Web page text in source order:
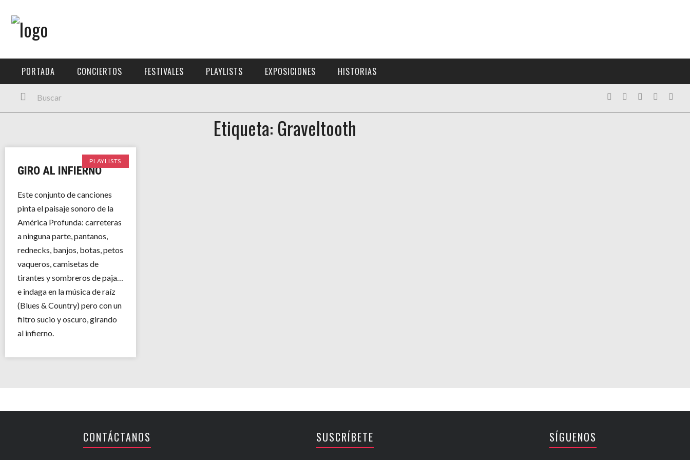
PORTADA
FESTIVALES
HISTORIAS
PORTADA CONCIERTOS FESTIVALES PLAYLISTS EXPOSICIONES HISTORIAS
Etiqueta: Graveltooth
PLAYLISTS
GIRO AL INFIERNO
Este conjunto de canciones
pinta el paisaje sonoro de la
América Profunda: carreteras
a ninguna parte, pantanos,
rednecks, banjos, botas, petos
vaqueros, camisetas de
tirantes y sombreros de paja…
e indaga en la música de raíz
(Blues & Country) pero con un
filtro sucio y oscuro, girando
al infierno.
CONTÁCTANOS SUSCRÍBETE SÍGUENOS